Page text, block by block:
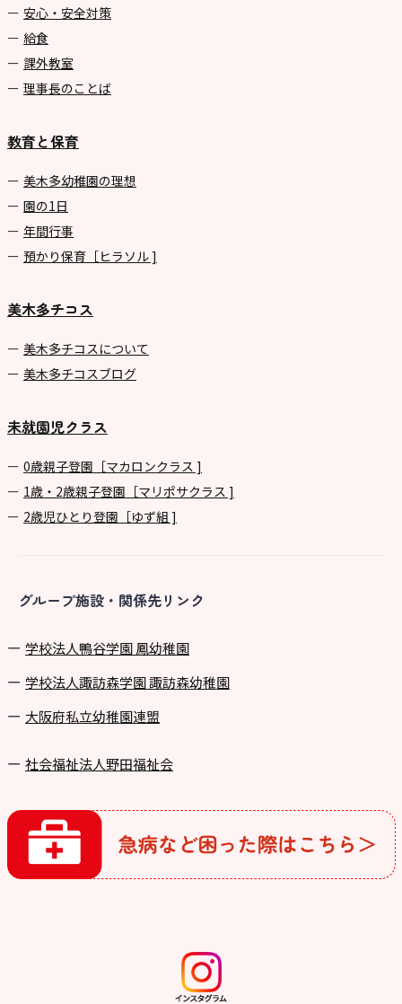
安心・安全対策
給食
課外教室
理事長のことば
教育と保育
美⽊多幼稚園の理想
園の1⽇
年間⾏事
預かり保育［ヒラソル ]
美木多チコス
美⽊多チコスについて
美⽊多チコスブログ
未就園児クラス
0歳親子登園［マカロンクラス ]
1歳・2歳親子登園［マリポサクラス ]
2歳児ひとり登園［ゆず組 ]
グループ施設・関係先リンク
学校法⼈鴨⾕学園 鳳幼稚園
学校法⼈諏訪森学園 諏訪森幼稚園
⼤阪府私⽴幼稚園連盟
社会福祉法人野田福祉会
社会福祉法人野田福祉会